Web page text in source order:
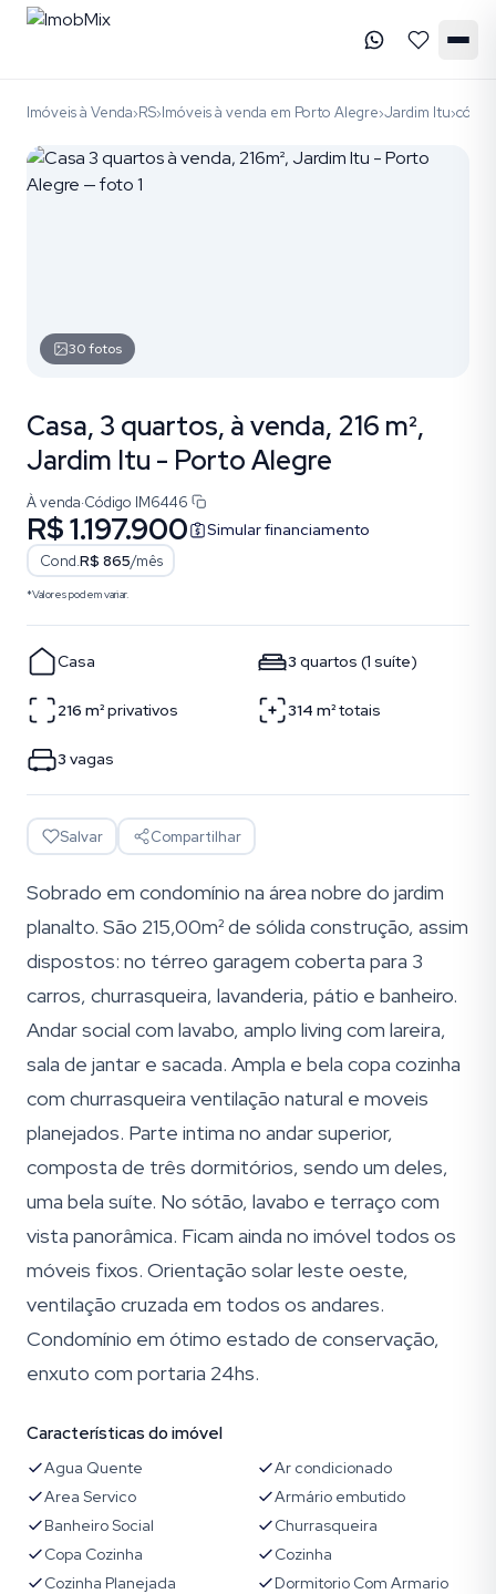
Imóveis à Venda›RS›Imóveis à venda em Porto Alegre›Jardim Itu›
30fotos
Casa, 3 quartos, à venda, 216 m²,
Jardim Itu - Porto Alegre
À venda·Código IM6446
R$ 1.197.900 Simular financiamento
Cond.R$ 865/mês
*Valores podem variar.
Casa 3 quartos (1 suíte)
216 m²privativos 314 m²totais
3 vagas
Salvar Compartilhar
Sobrado em condomínio na área nobre do jardim
planalto. São 215,00m² de sólida construção, assim
dispostos: no térreo garagem coberta para 3
carros, churrasqueira, lavanderia, pátio e banheiro.
Andar social com lavabo, amplo living com lareira,
sala de jantar e sacada. Ampla e bela copa cozinha
com churrasqueira ventilação natural e moveis
planejados. Parte intima no andar superior,
composta de três dormitórios, sendo um deles,
uma bela suíte. No sótão, lavabo e terraço com
vista panorâmica. Ficam ainda no imóvel todos os
móveis fixos. Orientação solar leste oeste,
ventilação cruzada em todos os andares.
Condomínio em ótimo estado de conservação,
enxuto com portaria 24hs.
Características do imóvel
Agua Quente
Ar condicionado
Area Servico
Armário embutido
Banheiro Social
Churrasqueira
Copa Cozinha
Cozinha
Cozinha Planejada
Dormitorio Com Armario